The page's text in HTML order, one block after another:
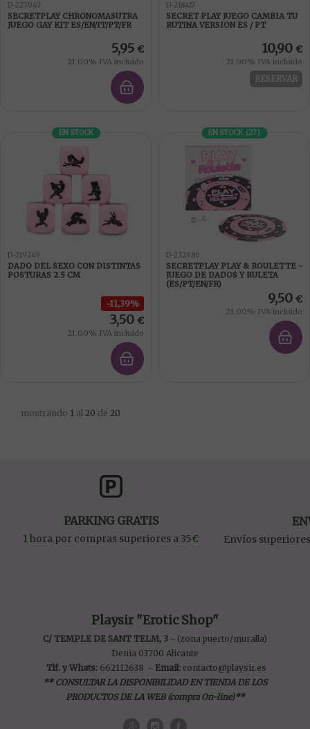
D-227047
SECRETPLAY CHRONOMASUTRA
JUEGO GAY KIT ES/EN/IT/PT/FR
5,95 €
21.00% IVA incluido
D-218417
SECRET PLAY JUEGO CAMBIA TU
RUTINA VERSION ES / PT
10,90 €
21.00% IVA incluido
RESERVAR
EN STOCK
D-219249
DADO DEL SEXO CON DISTINTAS
POSTURAS 2.5 CM
11,39%
3,50 €
21.00% IVA incluido
EN STOCK (27)
D-232980
SECRETPLAY PLAY & ROULETTE -
JUEGO DE DADOS Y RULETA
(ES/PT/EN/FR)
9,50 €
21.00% IVA incluido
mostrando 1 al 20 de 20
PARKING GRATIS
1 hora por compras superiores a 35€ Envíos
Playsir "Erotic Shop"
C/ TEMPLE DE SANT TELM, 3 - (zona puerto/muralla)
Denia 03700 Alicante
Tlf. y Whats: 662112638 - Email: contacto@playsir.es
** CONSULTAR LA DISPONIBILIDAD EN TIENDA DE LOS
PRODUCTOS DE LA WEB (compra On-line)**